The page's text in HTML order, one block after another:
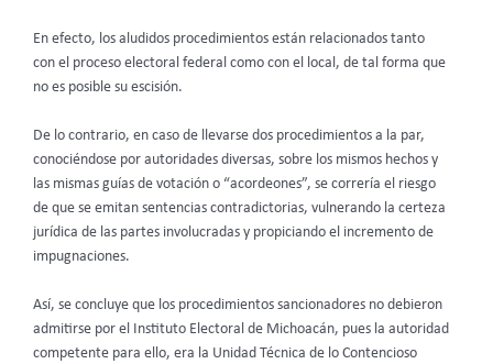
En efecto, los aludidos procedimientos están relacionados tanto
con el proceso electoral federal como con el local, de tal forma que
no es posible su escisión.
De lo contrario, en caso de llevarse dos procedimientos a la par,
conociéndose por autoridades diversas, sobre los mismos hechos y
las mismas guías de votación o “acordeones”, se correría el riesgo
de que se emitan sentencias contradictorias, vulnerando la certeza
jurídica de las partes involucradas y propiciando el incremento de
impugnaciones.
Así, se concluye que los procedimientos sancionadores no debieron
admitirse por el Instituto Electoral de Michoacán, pues la autoridad
competente para ello, era la Unidad Técnica de lo Contencioso